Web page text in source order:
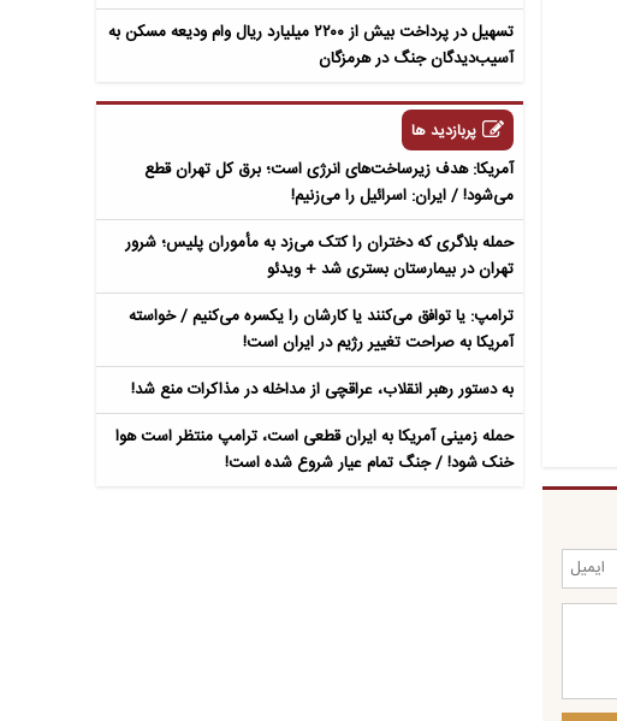
تسهیل در پرداخت بیش از ۲۲۰۰ میلیارد ریال وام ودیعه مسکن به
آسیب‌دیدگان جنگ در هرمزگان
پربازدید ها
آمریکا: هدف زیرساخت‌های انرژی است؛ برق کل تهران قطع
می‌شود! / ایران: اسرائیل را می‌زنیم!
حمله بلاگری که دختران را کتک می‌زد به مأموران پلیس؛ شرور
تهران در بیمارستان بستری شد + ویدئو
ترامپ: یا توافق می‌کنند یا کارشان را یکسره می‌کنیم / خواسته
آمریکا به صراحت تغییر رژیم در ایران است!
به دستور رهبر انقلاب، عراقچی از مداخله در مذاکرات منع شد!
حمله زمینی آمریکا به ایران قطعی است، ترامپ منتظر است هوا
خنک شود! / جنگ تمام عیار شروع شده است!